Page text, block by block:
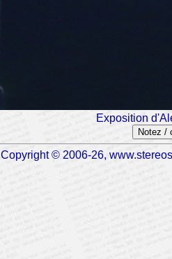
Exposition
Notez /
Copyright © 2006-26,